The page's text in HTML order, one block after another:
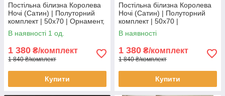
Постільна білизна Королева
Ночі (Сатин) | Полуторний
комплект | 50х70 | Орнамент,
Олені, Сніжинки
В наявності 1 од.
1 380 ₴/комплект
1 840 ₴/комплект
Купити
Постільна білизна Королева
Ночі (Сатин) | Полуторний
комплект | 50х70 |
Різнокольорова абстракція,
Ейфелева вежа
В наявності
1 380 ₴/комплект
1 840 ₴/комплект
Купити